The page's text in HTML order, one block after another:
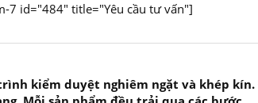
7 id="484" title="Yêu cầu tư vấn"]
kiểm duyệt nghiêm ngặt và khép